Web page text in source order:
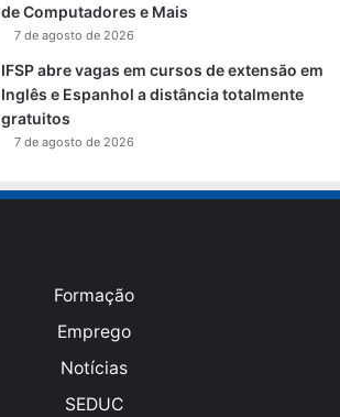
de Computadores e Mais
7 de agosto de 2026
IFSP abre vagas em cursos de extensão em
Inglês e Espanhol a distância totalmente
gratuitos
7 de agosto de 2026
Formação
Emprego
Notícias
SEDUC